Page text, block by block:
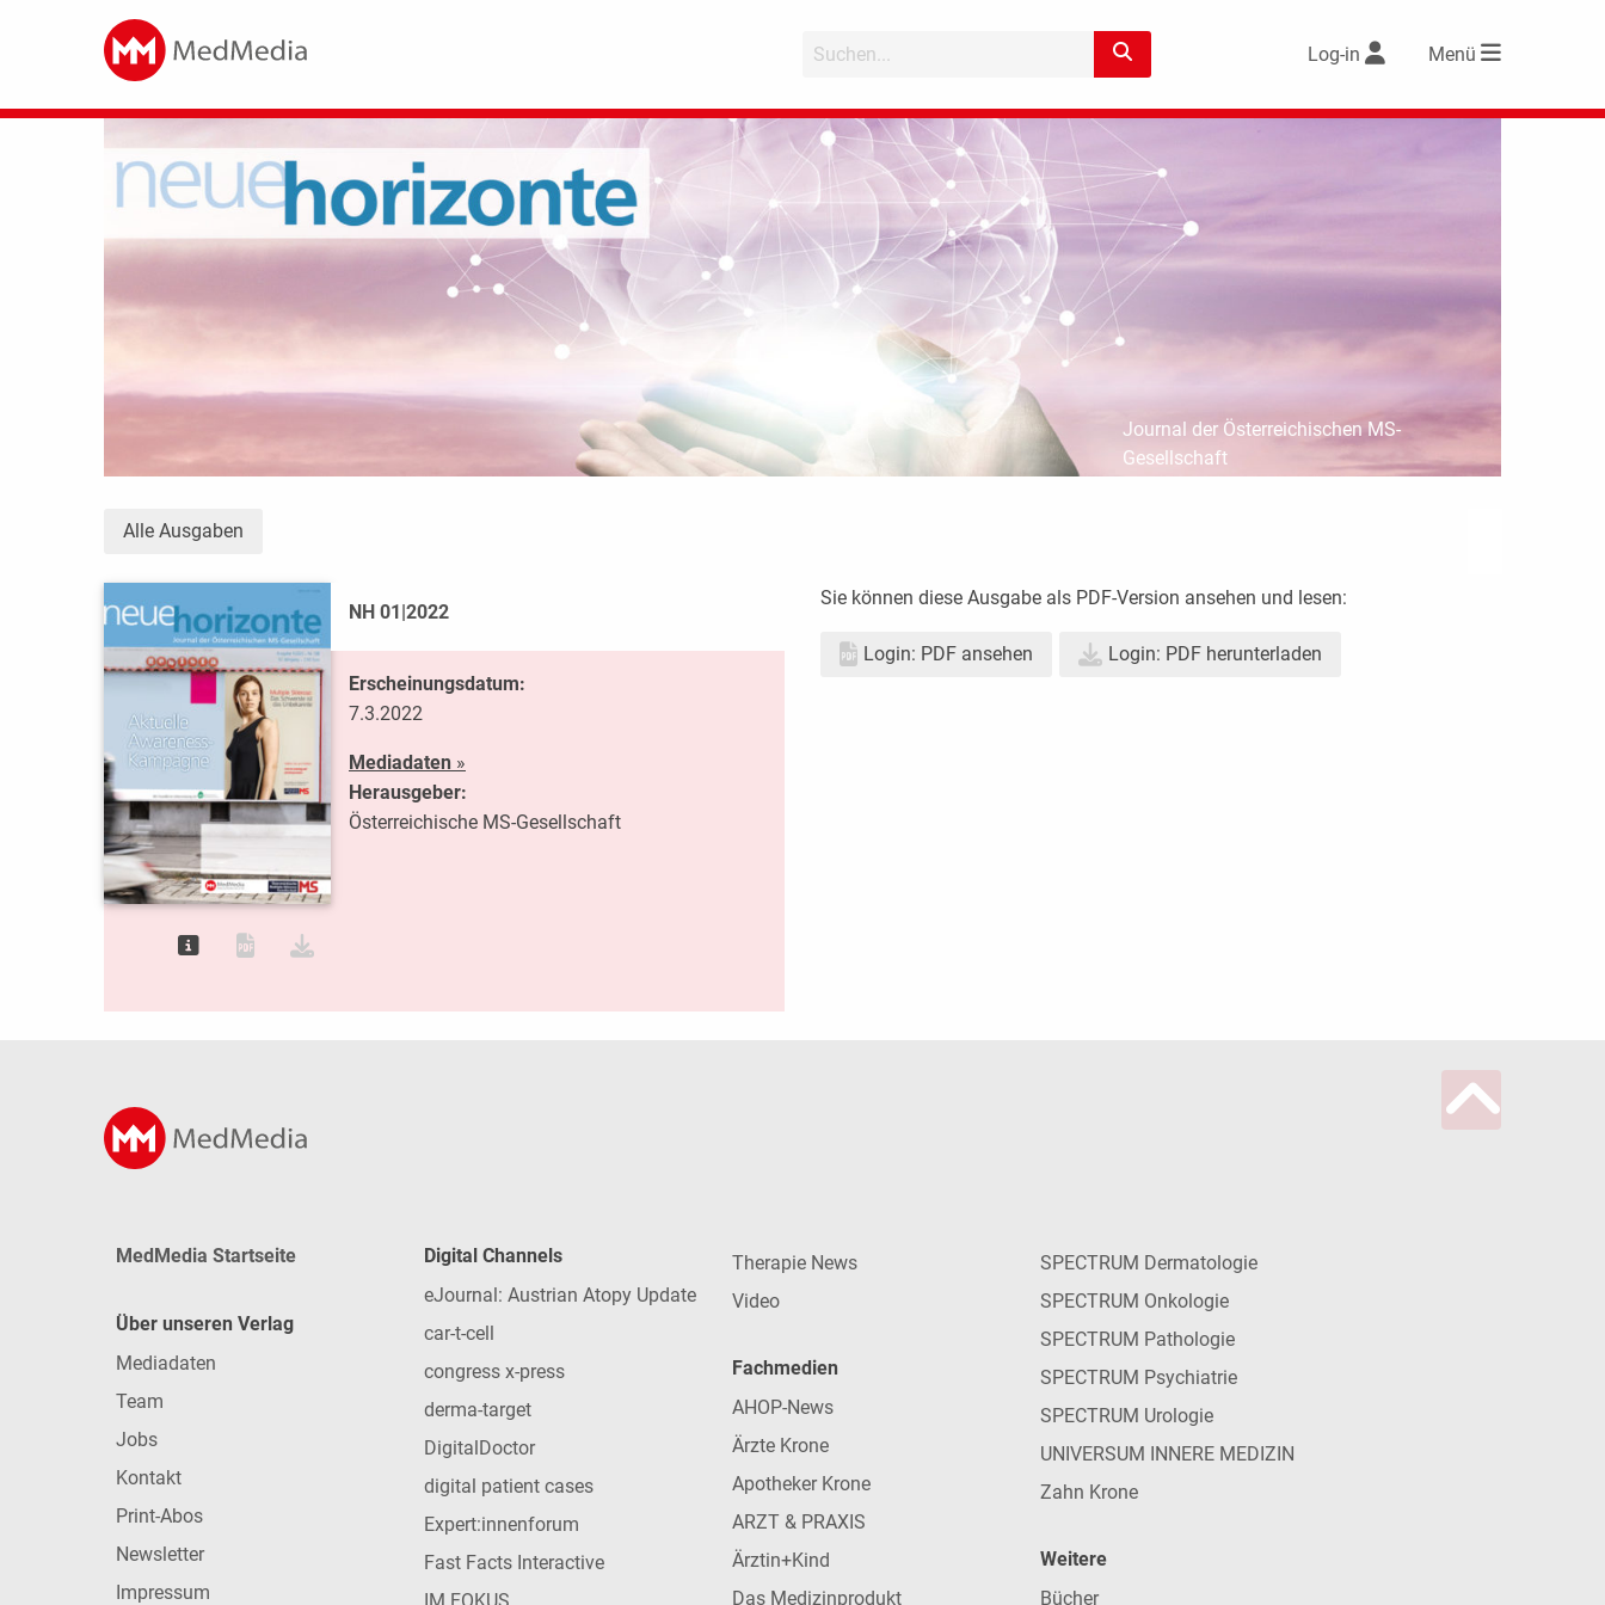
Log-in Menü
Journal der Österreichischen MS-
Gesellschaft
Alle Ausgaben
NH 01|2022
Erscheinungsdatum:
7.3.2022
Mediadaten»
Herausgeber:
Österreichische MS-Gesellschaft
Sie können diese Ausgabe als PDF-Version ansehen und lesen:
Login: PDF ansehen Login: PDF herunterladen
MedMedia Startseite
Über unseren Verlag
Mediadaten
Team
Jobs
Kontakt
Print-Abos
Newsletter
Impressum
Digital Channels
eJournal: Austrian Atopy Update
car-t-cell
congress x-press
derma-target
DigitalDoctor
digital patient cases
Expert:innenforum
Fast Facts Interactive
IM FOKUS
Therapie News
Video
Fachmedien
AHOP-News
Ärzte Krone
Apotheker Krone
ARZT & PRAXIS
Ärztin+Kind
Das Medizinprodukt
SPECTRUM Dermatologie
SPECTRUM Onkologie
SPECTRUM Pathologie
SPECTRUM Psychiatrie
SPECTRUM Urologie
UNIVERSUM INNERE MEDIZIN
Zahn Krone
Weitere
Bücher